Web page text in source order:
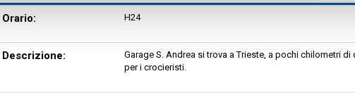
Orario: H24
Descrizione:
Garage S. Andrea si trova a Trieste, a pochi chilometri
per i crocieristi.